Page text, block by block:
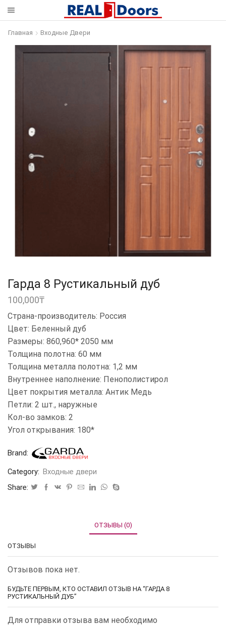
Главная Входные Двери
Гарда 8 Рустикальный дуб
100,000₸
Страна-производитель: Россия
Цвет: Беленный дуб
Размеры: 860,960* 2050 мм
Толщина полотна: 60 мм
Толщина металла полотна: 1,2 мм
Внутреннее наполнение: Пенополистирол
Цвет покрытия металла: Антик Медь
Петли: 2 шт., наружные
Кол-во замков: 2
Угол открывания: 180*
Brand:
Category: Входные двери
Share:
ОТЗЫВЫ (0)
ОТЗЫВЫ
Отзывов пока нет.
БУДЬТЕ ПЕРВЫМ, КТО ОСТАВИЛ ОТЗЫВ НА “ГАРДА 8
РУСТИКАЛЬНЫЙ ДУБ”
Для отправки отзыва вам необходимо